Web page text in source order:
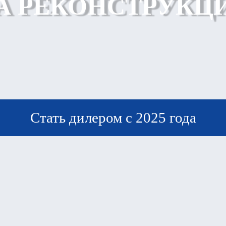
Стать дилером с 2025 года